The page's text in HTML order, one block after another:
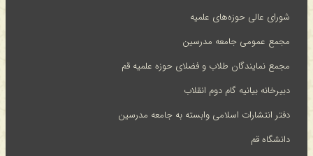
شورای عالی حوزه‌های علمیه
مجمع عمومی جامعه مدرسین
مجمع نمایندگان طلاب و فضلای حوزه علمیه قم
دبیرخانه بیانیه گام دوم انقلاب
دفتر انتشارات اسلامی وابسته به جامعه مدرسین
دانشگاه قم